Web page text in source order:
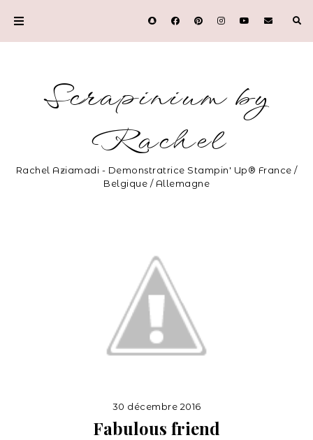
Scrapinium by
Rachel
Rachel Aziamadi - Demonstratrice Stampin' Up® France /
Belgique / Allemagne
30 décembre 2016
Fabulous friend